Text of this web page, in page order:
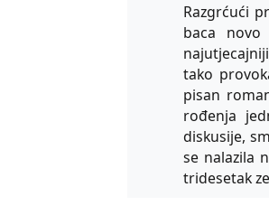
Razgrćući
baca
tako
pisan
rođenja
diskusije,
se nalazila
tridesetak